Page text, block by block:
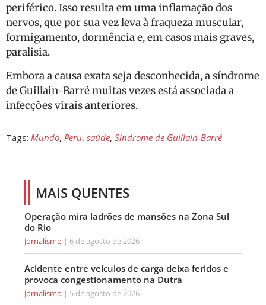
periférico. Isso resulta em uma inflamação dos
nervos, que por sua vez leva à fraqueza muscular,
formigamento, dormência e, em casos mais graves,
paralisia.
Embora a causa exata seja desconhecida, a síndrome
de Guillain-Barré muitas vezes está associada a
infecções virais anteriores.
Tags: Mundo, Peru, saúde, Síndrome de Guillain-Barré
MAIS QUENTES
Operação mira ladrões de mansões na Zona Sul
do Rio
Jornalismo 6 de agosto de 2026
Acidente entre veículos de carga deixa feridos e
provoca congestionamento na Dutra
Jornalismo 5 de agosto de 2026